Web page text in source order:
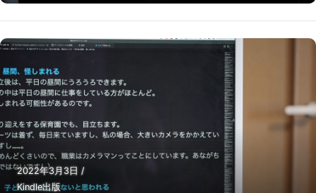
2022年3月3日 /
Kindle出版